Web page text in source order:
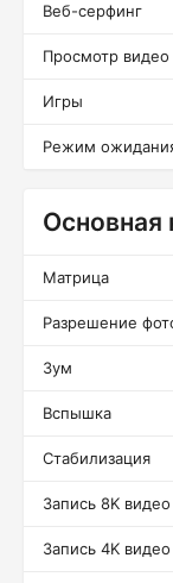
Веб-серфинг
Просмотр видео
Игры
Режим
Основная
Матрица
Разрешение
Зум
Вспышка
Стабилизация
Запись 8K видео
Запись 4K видео